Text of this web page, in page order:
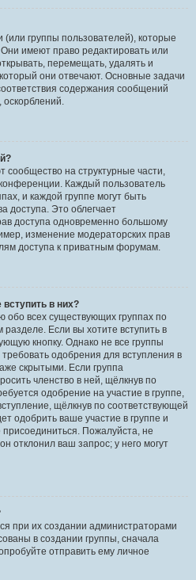
группы пользователей), которые
имеют право редактировать или
перемещать, удалять и
они отвечают. Основные задачи
содержания сообщений
сообщество на структурные части,
Каждый пользователь
и каждой группе могут быть
доступа. Это облегчает
доступа одновременно большому
изменение модераторских прав
доступа к приватным форумам.
в них?
всех существующих группах по
Если вы хотите вступить в
кнопку. Однако не все группы
одобрения для вступления в
скрытыми. Если группа
членство в ней, щёлкнув по
одобрение на участие в группе,
щёлкнув по соответствующей
одобрить ваше участие в группе и
Пожалуйста, не
отклонил ваш запрос; у него могут
при их создании администраторами
в создании группы, сначала
отправить ему личное